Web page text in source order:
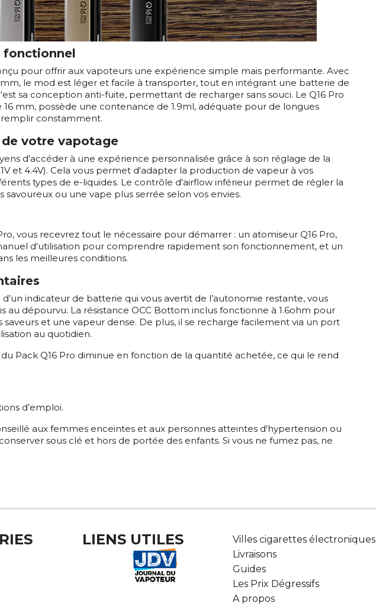
fonctionnel
pour offrir aux vapoteurs une expérience simple mais performante. Avec
mm, le mod est léger et facile à transporter, tout en intégrant une batterie de
sa conception anti-fuite, permettant de recharger sans souci. Le Q16 Pro
mm, possède une contenance de 1.9ml, adéquate pour de longues
remplir constamment.
de votre vapotage
d'accéder à une expérience personnalisée grâce à son réglage de la
et 4.4V). Cela vous permet d'adapter la production de vapeur à vos
types de e-liquides. Le contrôle d'airflow inférieur permet de régler la
savoureux ou une vape plus serrée selon vos envies.
vous recevrez tout le nécessaire pour démarrer : un atomiseur Q16 Pro,
d'utilisation pour comprendre rapidement son fonctionnement, et un
les meilleures conditions.
indicateur de batterie qui vous avertit de l’autonomie restante, vous
au dépourvu. La résistance OCC Bottom inclus fonctionne à 1.6ohm pour
et une vapeur dense. De plus, il se recharge facilement via un port
au quotidien.
Pack Q16 Pro diminue en fonction de la quantité achetée, ce qui le rend
d’emploi.
aux femmes enceintes et aux personnes atteintes d'hypertension ou
sous clé et hors de portée des enfants. Si vous ne fumez pas, ne
LIENS UTILES
Villes cigarettes électroniques
Livraisons
Guides
Les Prix Dégressifs
A propos